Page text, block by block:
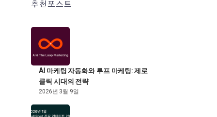
추천포스트
AI 마케팅 자동화와 루프 마케팅: 제로
클릭 시대의 전략
2026년 3월 9일